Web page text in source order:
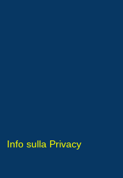
Info sulla Privacy